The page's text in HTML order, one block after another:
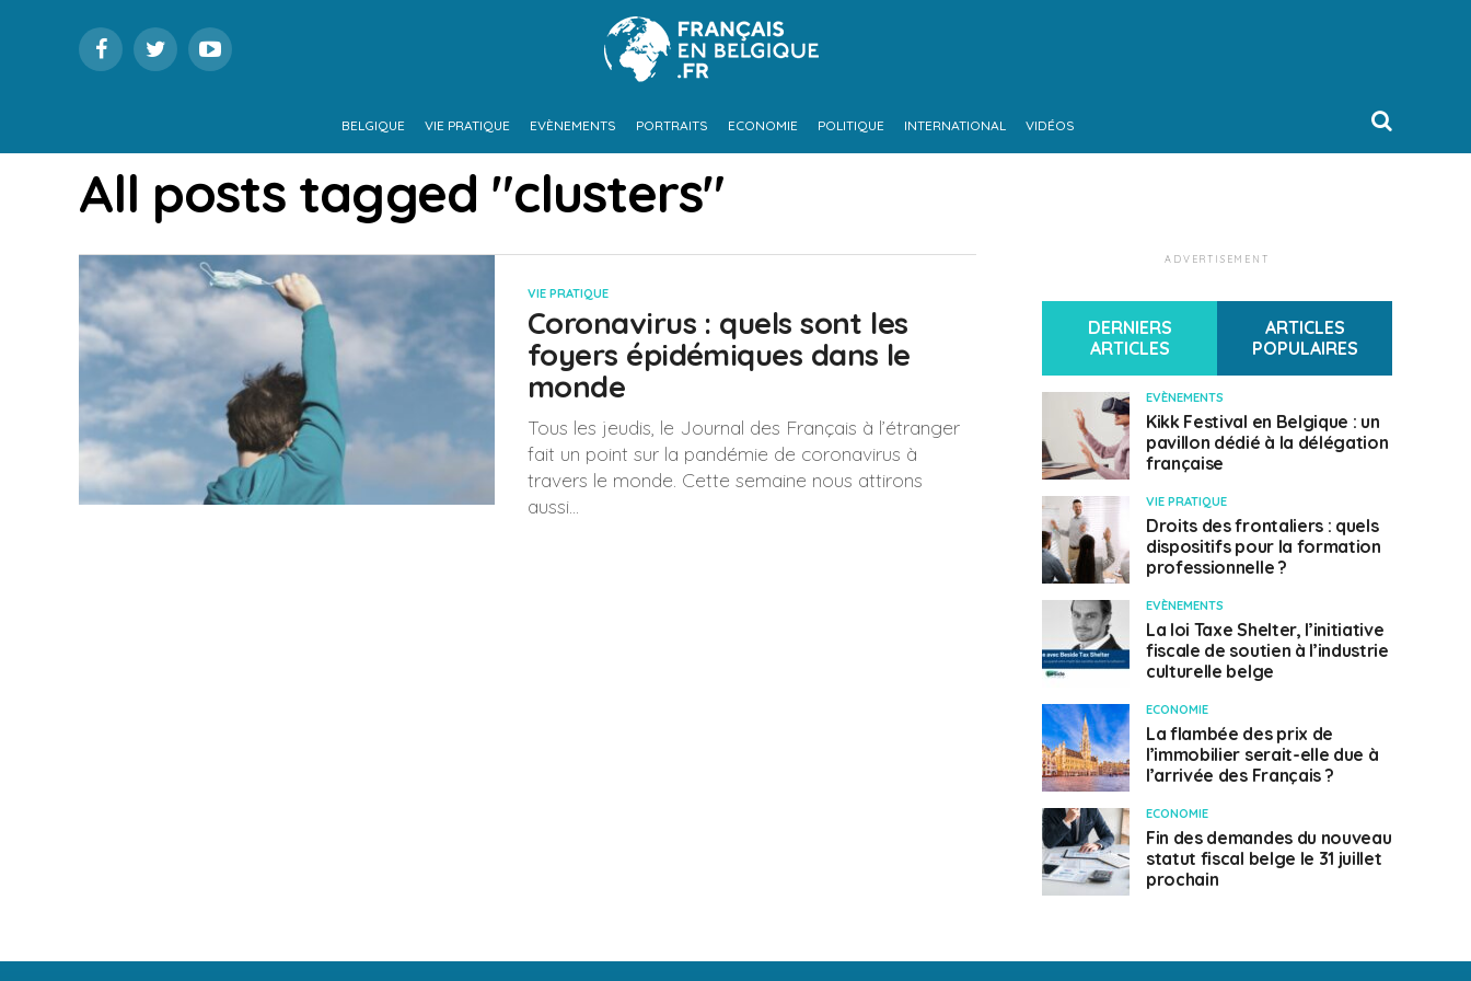
BELGIQUE VIE PRATIQUE EVÈNEMENTS PORTRAITS ECONOMIE POLITIQUE INTERNATIONAL VIDÉOS
All posts tagged "clusters"
VIE PRATIQUE
Coronavirus : quels sont les
foyers épidémiques dans le
monde
Tous les jeudis, le Journal des Français à l’étranger
fait un point sur la pandémie de coronavirus à
travers le monde. Cette semaine nous attirons
aussi...
ADVERTISEMENT
DERNIERS
ARTICLES
ARTICLES
POPULAIRES
EVÈNEMENTS
Kikk Festival en Belgique : un
pavillon dédié à la délégation
française
VIE PRATIQUE
Droits des frontaliers : quels
dispositifs pour la formation
professionnelle ?
EVÈNEMENTS
La loi Taxe Shelter, l’initiative
fiscale de soutien à l’industrie
culturelle belge
ECONOMIE
La flambée des prix de
l’immobilier serait-elle due à
l’arrivée des Français ?
ECONOMIE
Fin des demandes du nouveau
statut fiscal belge le 31 juillet
prochain